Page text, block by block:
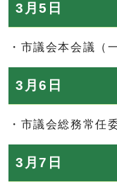
3月5日
・市議会本会議（
3月6日
・市議会総務常任
3月7日